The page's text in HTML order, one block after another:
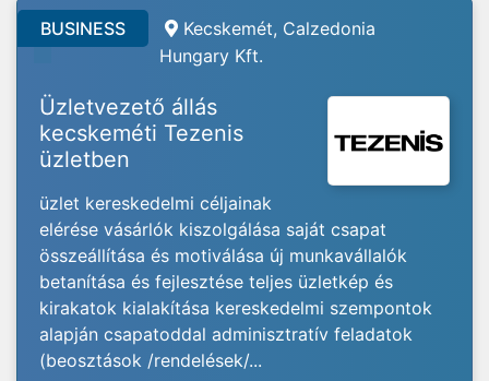
BUSINESS
Kecskemét, Calzedonia
Hungary Kft.
Üzletvezető állás
kecskeméti Tezenis
üzletben
üzlet kereskedelmi céljainak
elérése vásárlók kiszolgálása saját csapat
összeállítása és motiválása új munkavállalók
betanítása és fejlesztése teljes üzletkép és
kirakatok kialakítása kereskedelmi szempontok
alapján csapatoddal adminisztratív feladatok
(beosztások /rendelések/...